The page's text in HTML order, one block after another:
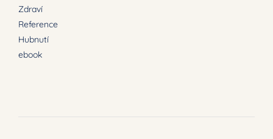
Zdraví
Reference
Hubnutí
ebook